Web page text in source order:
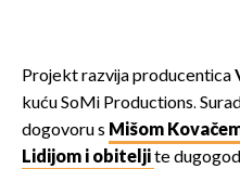
Projekt razvija producentica
kuću SoMi Productions.
dogovoru s Mišom
Lidijom i obiteljite